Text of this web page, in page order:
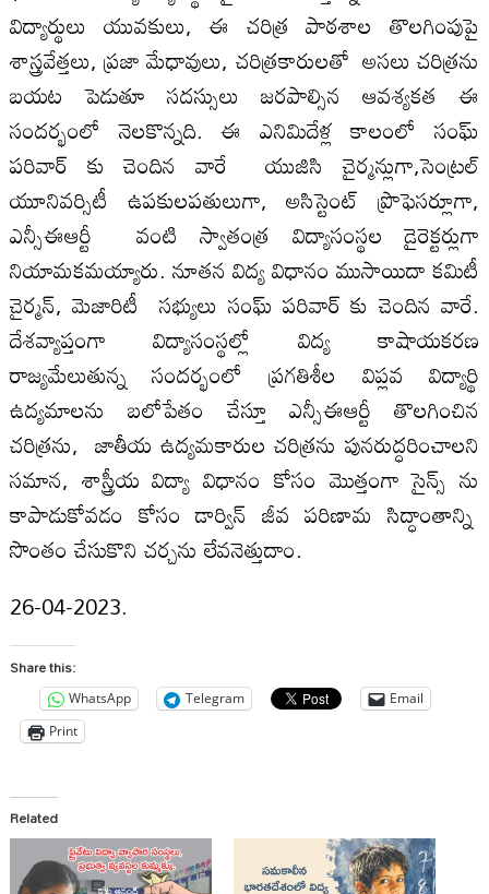
విద్యార్థులు యువకులు, ఈ చరిత్ర పాఠశాల తొలగింపుపై
శాస్త్రవేత్తలు, ప్రజా మేధావులు, చరిత్రకారులతో అసలు చరిత్రను
బయట పెడుతూ సదస్సులు జరపాల్సిన ఆవశ్యకత ఈ
సందర్భంలో నెలకొన్నది. ఈ ఎనిమిదేళ్ల కాలంలో సంఘ్
పరివార్ కు చెందిన వారే యుజిసి చైర్మన్లుగా,సెంట్రల్
యూనివర్సిటీ ఉపకులపతులుగా, అసిస్టెంట్ ప్రొఫెసర్లూగా,
ఎన్సీఈఆర్టీ వంటి స్వాతంత్ర విద్యాసంస్థల డైరెక్టర్లుగా
నియామకమయ్యారు. నూతన విద్య విధానం ముసాయిదా కమిటీ
చైర్మన్, మెజారిటీ సభ్యులు సంఘ్ పరివార్ కు చెందిన వారే.
దేశవ్యాప్తంగా విద్యాసంస్థల్లో విద్య కాషాయకరణ
రాజ్యమేలుతున్న సందర్భంలో ప్రగతిశీల విప్లవ విద్యార్థి
ఉద్యమాలను బలోపేతం చేస్తూ ఎన్సీఈఆర్టీ తొలగించిన
చరిత్రను, జాతీయ ఉద్యమకారుల చరిత్రను పునరుద్ధరించాలని
సమాన, శాస్త్రీయ విద్యా విధానం కోసం మొత్తంగా సైన్స్ ను
కాపాడుకోవడం కోసం డార్విన్ జీవ పరిణామ సిద్ధాంతాన్ని
సొంతం చేసుకొని చర్చను లేవనెత్తుదాం.
26-04-2023.
Share this:
WhatsApp Telegram
Email
Print
Related